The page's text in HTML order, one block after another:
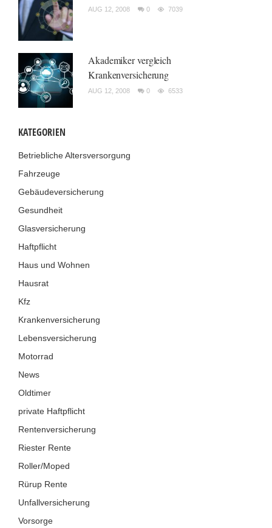
AUG 12, 2008 0 7039
Akademiker vergleich
Krankenversicherung
AUG 12, 2008 0 6533
KATEGORIEN
Betriebliche Altersversorgung
Fahrzeuge
Gebäudeversicherung
Gesundheit
Glasversicherung
Haftpflicht
Haus und Wohnen
Hausrat
Kfz
Krankenversicherung
Lebensversicherung
Motorrad
News
Oldtimer
private Haftpflicht
Rentenversicherung
Riester Rente
Roller/Moped
Rürup Rente
Unfallversicherung
Vorsorge